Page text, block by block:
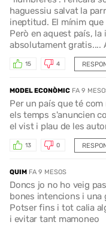
haguessiu salvat la
ineptitud. El mínim
Però en aquest país,
absolutament gratis....
15 4
MODEL ECONÒMIC FA 9
Per un país que té
els temps s'anuncien
el vist i plau de les
13 0
QUIM FA 9 MESOS
Doncs jo no ho veig
bones intencions i
Potser fins i tot calia
i evitar tant mamoneo